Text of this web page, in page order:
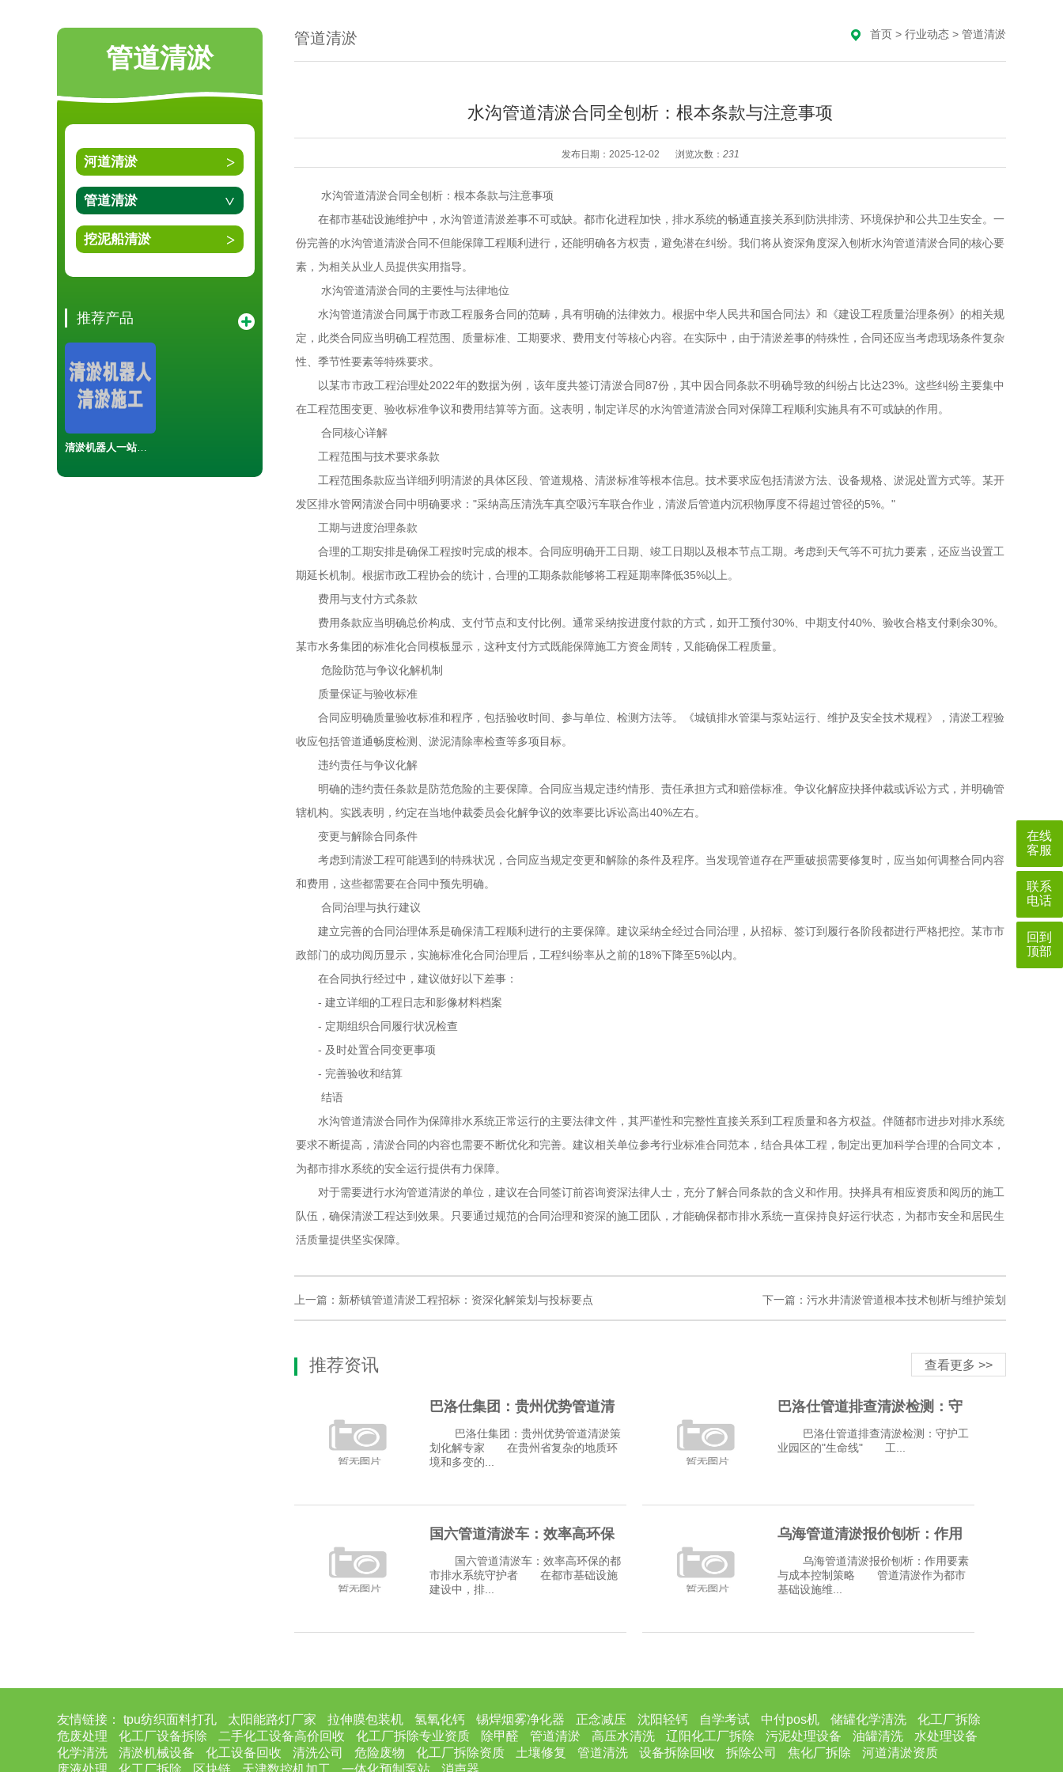
管道清淤
河道清淤
管道清淤
挖泥船清淤
推荐产品
清淤机器人一站式服务解决方案
首页 > 行业动态 > 管道清淤
管道清淤
水沟管道清淤合同全刨析：根本条款与注意事项
发布日期：2025-12-02 浏览次数： 231
水沟管道清淤合同全刨析：根本条款与注意事项
在都市基础设施维护中，水沟管道清淤差事不可或缺。都市化进程加快，排水系统的畅通直接关系到防洪排涝、环境保护和公共卫生安全。一
份完善的水沟管道清淤合同不但能保障工程顺利进行，还能明确各方权责，避免潜在纠纷。我们将从资深角度深入刨析水沟管道清淤合同的核心要
素，为相关从业人员提供实用指导。
水沟管道清淤合同的主要性与法律地位
水沟管道清淤合同属于市政工程服务合同的范畴，具有明确的法律效力。根据中华人民共和国合同法》和《建设工程质量治理条例》的相关规
定，此类合同应当明确工程范围、质量标准、工期要求、费用支付等核心内容。在实际中，由于清淤差事的特殊性，合同还应当考虑现场条件复杂
性、季节性要素等特殊要求。
以某市市政工程治理处2022年的数据为例，该年度共签订清淤合同87份，其中因合同条款不明确导致的纠纷占比达23%。这些纠纷主要集中
在工程范围变更、验收标准争议和费用结算等方面。这表明，制定详尽的水沟管道清淤合同对保障工程顺利实施具有不可或缺的作用。
合同核心详解
工程范围与技术要求条款
工程范围条款应当详细列明清淤的具体区段、管道规格、清淤标准等根本信息。技术要求应包括清淤方法、设备规格、淤泥处置方式等。某开
发区排水管网清淤合同中明确要求："采纳高压清洗车真空吸污车联合作业，清淤后管道内沉积物厚度不得超过管径的5%。"
工期与进度治理条款
合理的工期安排是确保工程按时完成的根本。合同应明确开工日期、竣工日期以及根本节点工期。考虑到天气等不可抗力要素，还应当设置工
期延长机制。根据市政工程协会的统计，合理的工期条款能够将工程延期率降低35%以上。
费用与支付方式条款
费用条款应当明确总价构成、支付节点和支付比例。通常采纳按进度付款的方式，如开工预付30%、中期支付40%、验收合格支付剩余30%。
某市水务集团的标准化合同模板显示，这种支付方式既能保障施工方资金周转，又能确保工程质量。
危险防范与争议化解机制
质量保证与验收标准
合同应明确质量验收标准和程序，包括验收时间、参与单位、检测方法等。《城镇排水管渠与泵站运行、维护及安全技术规程》，清淤工程验
收应包括管道通畅度检测、淤泥清除率检查等多项目标。
违约责任与争议化解
明确的违约责任条款是防范危险的主要保障。合同应当规定违约情形、责任承担方式和赔偿标准。争议化解应抉择仲裁或诉讼方式，并明确管
辖机构。实践表明，约定在当地仲裁委员会化解争议的效率要比诉讼高出40%左右。
变更与解除合同条件
考虑到清淤工程可能遇到的特殊状况，合同应当规定变更和解除的条件及程序。当发现管道存在严重破损需要修复时，应当如何调整合同内容
和费用，这些都需要在合同中预先明确。
合同治理与执行建议
建立完善的合同治理体系是确保清工程顺利进行的主要保障。建议采纳全经过合同治理，从招标、签订到履行各阶段都进行严格把控。某市市
政部门的成功阅历显示，实施标准化合同治理后，工程纠纷率从之前的18%下降至5%以内。
在合同执行经过中，建议做好以下差事：
- 建立详细的工程日志和影像材料档案
- 定期组织合同履行状况检查
- 及时处置合同变更事项
- 完善验收和结算
结语
水沟管道清淤合同作为保障排水系统正常运行的主要法律文件，其严谨性和完整性直接关系到工程质量和各方权益。伴随都市进步对排水系统
要求不断提高，清淤合同的内容也需要不断优化和完善。建议相关单位参考行业标准合同范本，结合具体工程，制定出更加科学合理的合同文本，
为都市排水系统的安全运行提供有力保障。
对于需要进行水沟管道清淤的单位，建议在合同签订前咨询资深法律人士，充分了解合同条款的含义和作用。抉择具有相应资质和阅历的施工
队伍，确保清淤工程达到效果。只要通过规范的合同治理和资深的施工团队，才能确保都市排水系统一直保持良好运行状态，为都市安全和居民生
活质量提供坚实保障。
上一篇： 新桥镇管道清淤工程招标：资深化解策划与投标要点 下一篇： 污水井清淤管道根本技术刨析与维护策划
查看更多 >>
推荐资讯
巴洛仕集团：贵州优势管道清
淤策划化解专家
巴洛仕集团：贵州优势管道清淤策
划化解专家 在贵州省复杂的地质环
境和多变的...
巴洛仕管道排查清淤检测：守
护工业园区的生
巴洛仕管道排查清淤检测：守护工
业园区的"生命线" 工...
国六管道清淤车：效率高环保
的都市排水系统
国六管道清淤车：效率高环保的都
市排水系统守护者 在都市基础设施
建设中，排...
乌海管道清淤报价刨析：作用
要素与成本控制
乌海管道清淤报价刨析：作用要素
与成本控制策略 管道清淤作为都市
基础设施维...
友情链接： tpu纺织面料打孔 太阳能路灯厂家 拉伸膜包装机 氢氧化钙 锡焊烟雾净化器 正念减压 沈阳轻钙 自学考试 中付pos机 储罐化学清洗
化工厂拆除
危废处理
化工厂设备拆除 二手化工设备高价回收 化工厂拆除专业资质 除甲醛 管道清淤 高压水清洗 辽阳化工厂拆除 污泥处理设备 油罐清洗
水处理设备
化学清洗
清淤机械设备 化工设备回收 清洗公司 危险废物 化工厂拆除资质 土壤修复 管道清洗 设备拆除回收 拆除公司 焦化厂拆除
河道清淤资质
废液处理
化工厂拆除 区块链 天津数控机加工 一体化预制泵站 消声器
在线
客服
联系
电话
回到
顶部